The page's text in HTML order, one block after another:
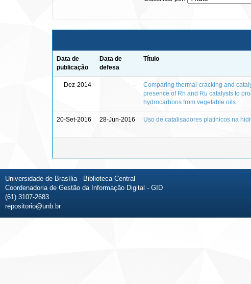
Data de
publicação
Data de
defesa
Título
Dez-2014 -
Comparing thermal-cracking and
presence of Rh and Ru catalysts to
hydrocarbons from vegetable oils
20-Set-2016 28-Jun-2016 Uso de catalisadores platínicos na
Universidade de Brasília - Biblioteca Central
Coordenadoria de Gestão da Informação Digital - GID
(61) 3107-2683
repositorio@unb.br